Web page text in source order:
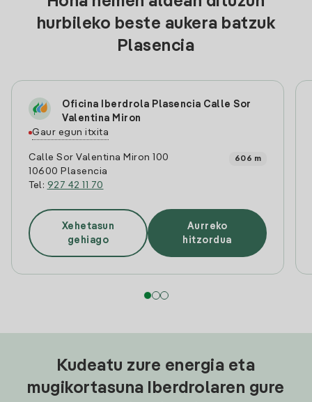
hurbileko beste aukera batzuk
Plasencia
Oficina Iberdrola Plasencia Calle Sor
Valentina Miron
Gaur egun itxita
Calle Sor Valentina Miron 100
10600 Plasencia
Tel: 927 42 11 70
606 m
Xehetasun
gehiago
Aurreko
hitzordua
Kudeatu zure energia eta
mugikortasuna Iberdrolaren gure